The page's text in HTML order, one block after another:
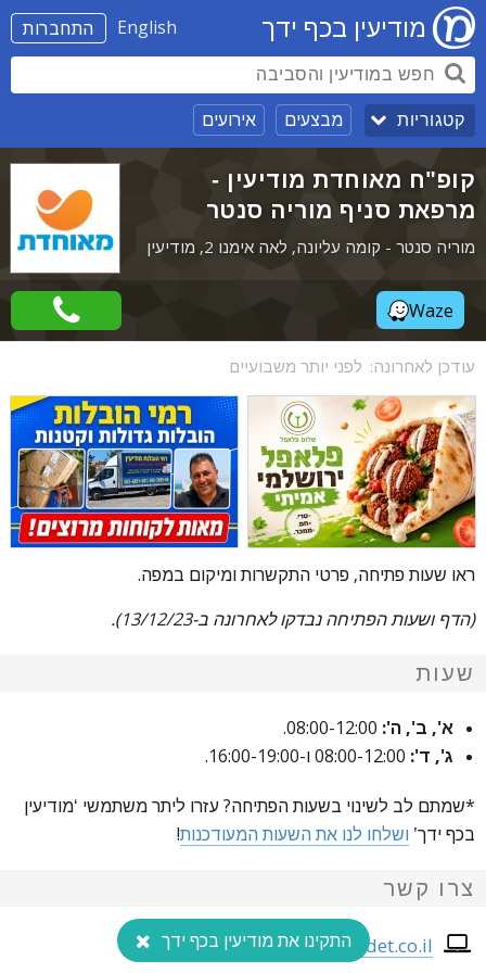
התחברות English מודיעין בכף ידך
קטגוריות מבצעים אירועים
קופ"ח מאוחדת מודיעין -
מרפאת סניף מוריה סנטר
מוריה סנטר - קומה עליונה, לאה אימנו 2, מודיעין
Waze
עודכן לאחרונה: לפני יותר משבועיים
ראו שעות פתיחה, פרטי התקשרות ומיקום במפה.
(הדף ושעות הפתיחה נבדקו לאחרונה ב-13/12/23).
שעות
א', ב', ה': 08:00-12:00.
ג', ד':
*שמתם לב לשינוי בשעות הפתיחה? עזרו ליתר משתמשי ‘מודיעין
בכף ידך’ ושלחו לנו את השעות המעודכנות!
צרו קשר
meuhedet.co.ilהתקינו את מודיעין בכף ידך